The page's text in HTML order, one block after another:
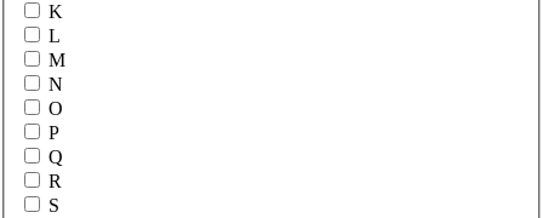
K
L
M
N
O
P
Q
R
S